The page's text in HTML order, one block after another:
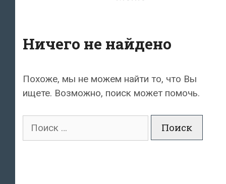
Ничего не найдено
Похоже, мы не можем найти то, что Вы
ищете. Возможно, поиск может помочь.
для: